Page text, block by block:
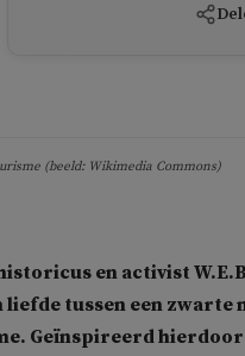
(beeld: Wikimedia Commons)
en activist
liefde tussen een zwarte
Geïnspireerd hierdoor